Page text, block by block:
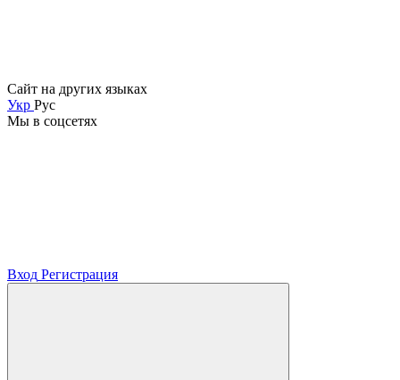
Сайт на других языках
Укр Рус
Мы в соцсетях
Вход Регистрация